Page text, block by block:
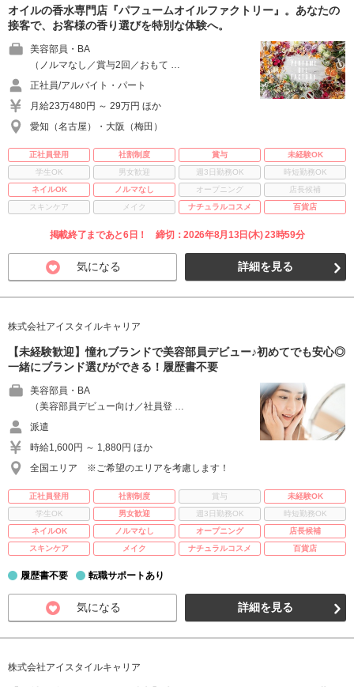
オイルの香水専門店『パフュームオイルファクトリー』。あなたの
接客で、お客様の香り選びを特別な体験へ。
美容部員・BA
（ノルマなし／賞与2回／おもて …
正社員/アルバイト・パート
月給23万480円 ～ 29万円 ほか
愛知（名古屋）・大阪（梅田）
正社員登用 社割制度 賞与
未経験OK
学生OK
男女歓迎 週3日勤務OK
時短勤務OK
ネイルOK
ノルマなし オープニング
店長候補
スキンケア
メイク ナチュラルコスメ 百貨店
掲載終了まであと6日！ 締切：2026年8月13日(木) 23時59分
気になる 詳細を見る
株式会社アイスタイルキャリア
【未経験歓迎】憧れブランドで美容部員デビュー♪初めてでも安心◎
一緒にブランド選びができる！履歴書不要
美容部員・BA
（美容部員デビュー向け／社員登 …
派遣
時給1,600円 ～ 1,880円 ほか
全国エリア ※ご希望のエリアを考慮します！
正社員登用 社割制度 賞与
未経験OK
学生OK
男女歓迎 週3日勤務OK
時短勤務OK
ネイルOK
ノルマなし オープニング
店長候補
スキンケア
メイク ナチュラルコスメ 百貨店
履歴書不要 転職サポートあり
気になる 詳細を見る
株式会社アイスタイルキャリア